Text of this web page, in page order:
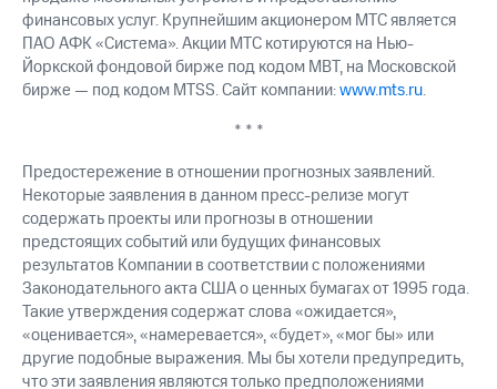
финансовых услуг. Крупнейшим акционером МТС является
ПАО АФК «Система». Акции МТС котируются на Нью-
Йоркской фондовой бирже под кодом MBT, на Московской
бирже — под кодом MTSS. Сайт компании:www.mts.ru.
* * *
Предостережение в отношении прогнозных заявлений.
Некоторые заявления в данном пресс-релизе могут
содержать проекты или прогнозы в отношении
предстоящих событий или будущих финансовых
результатов Компании в соответствии с положениями
Законодательного акта США о ценных бумагах от 1995 года.
Такие утверждения содержат слова «ожидается»,
«оценивается», «намеревается», «будет», «мог бы» или
другие подобные выражения. Мы бы хотели предупредить,
что эти заявления являются только предположениями